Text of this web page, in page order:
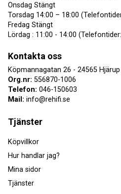
Onsdag Stängt
Torsdag 14:00 – 18:00
Fredag Stängt
Lördag : 11:00 - 14:00
Kontakta oss
Köpmannagatan 26 - 24565 Hjärup
Org.nr: 556870-1006
Telefon: 046-150603
Mail: info@rehifi.se
Tjänster
Köpvillkor
Hur handlar jag?
Mina sidor
Tjänster